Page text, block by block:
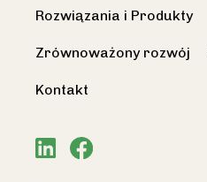
Rozwiązania i Produkty
Zrównoważony rozwój
Kontakt